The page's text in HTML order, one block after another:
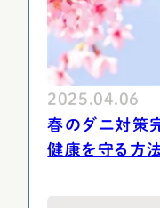
2025.04.06
春のダニ対策
健康を守る方